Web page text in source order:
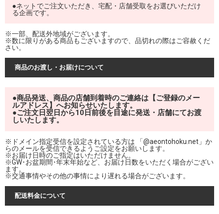
●ネットでご注文いただき、宅配・店舗受取をお選びいただけ
る企画です。
※一部、配送外地域がございます。
※数に限りがある商品もございますので、品切れの際はご容赦くだ
さい。
商品のお渡し・お届けについて
●商品発送、商品の店舗到着時のご連絡は【ご登録のメー
ルアドレス】へお知らせいたします。
●ご注文日翌日から10日前後を目途に発送・店舗にてお渡
しいたします。
※ドメイン指定受信を設定されている方は 「@aeontohoku.net」か
らのメールを受信できるようご設定をお願いします。
※お届け日時のご指定はいただけません。
※GW･お盆期間･年末年始など、お届け日数をいただく場合がござい
ます。
※交通事情やその他の事情により遅れる場合がございます。
配送料金について